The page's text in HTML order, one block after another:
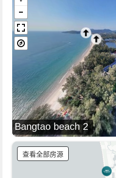
Bangtao beach 2
查看全部房源